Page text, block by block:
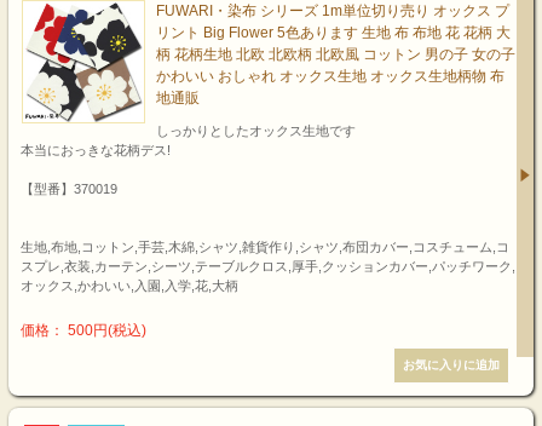
FUWARI・染布 シリーズ 1m単位切り売り オックス プ
リント Big Flower 5色あります 生地 布 布地 花 花柄 大
柄 花柄生地 北欧 北欧柄 北欧風 コットン 男の子 女の子
かわいい おしゃれ オックス生地 オックス生地柄物 布
地通販
しっかりとしたオックス生地です
本当におっきな花柄デス!
【型番】370019
生地,布地,コットン,手芸,木綿,シャツ,雑貨作り,シャツ,布団カバー,コスチューム,コ
スプレ,衣装,カーテン,シーツ,テーブルクロス,厚手,クッションカバー,パッチワーク,
オックス,かわいい,入園,入学,花,大柄
価格： 500円(税込)